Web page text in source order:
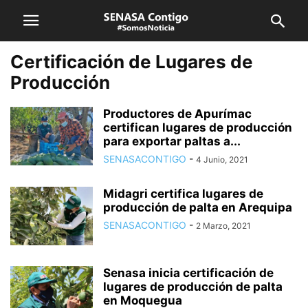
Certificación de Lugares de
Producción
Productores de Apurímac
certifican lugares de producción
para exportar paltas a...
SENASACONTIGO - 4 Junio, 2021
Midagri certifica lugares de
producción de palta en Arequipa
SENASACONTIGO - 2 Marzo, 2021
Senasa inicia certificación de
lugares de producción de palta
en Moquegua